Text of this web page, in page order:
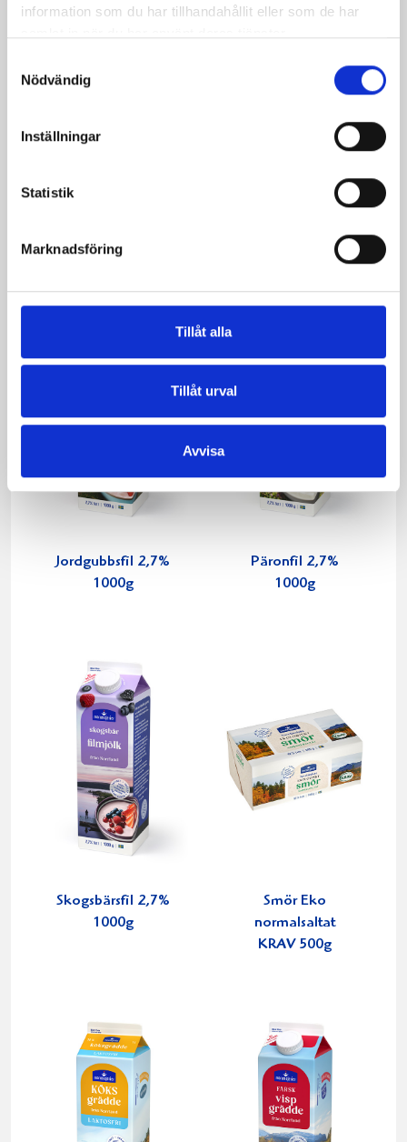
information som du har tillhandahållit eller som de har
Nödvändig
Inställningar
Statistik
Marknadsföring
Tillåt alla
Tillåt urval
Avvisa
0,5% KRAV 1 liter
1,5% laktosfri 3dl
Jordgubbsfil 2,7%
1000g
Päronfil 2,7%
1000g
Skogsbärsfil 2,7%
1000g
Smör Eko
normalsaltat
KRAV 500g